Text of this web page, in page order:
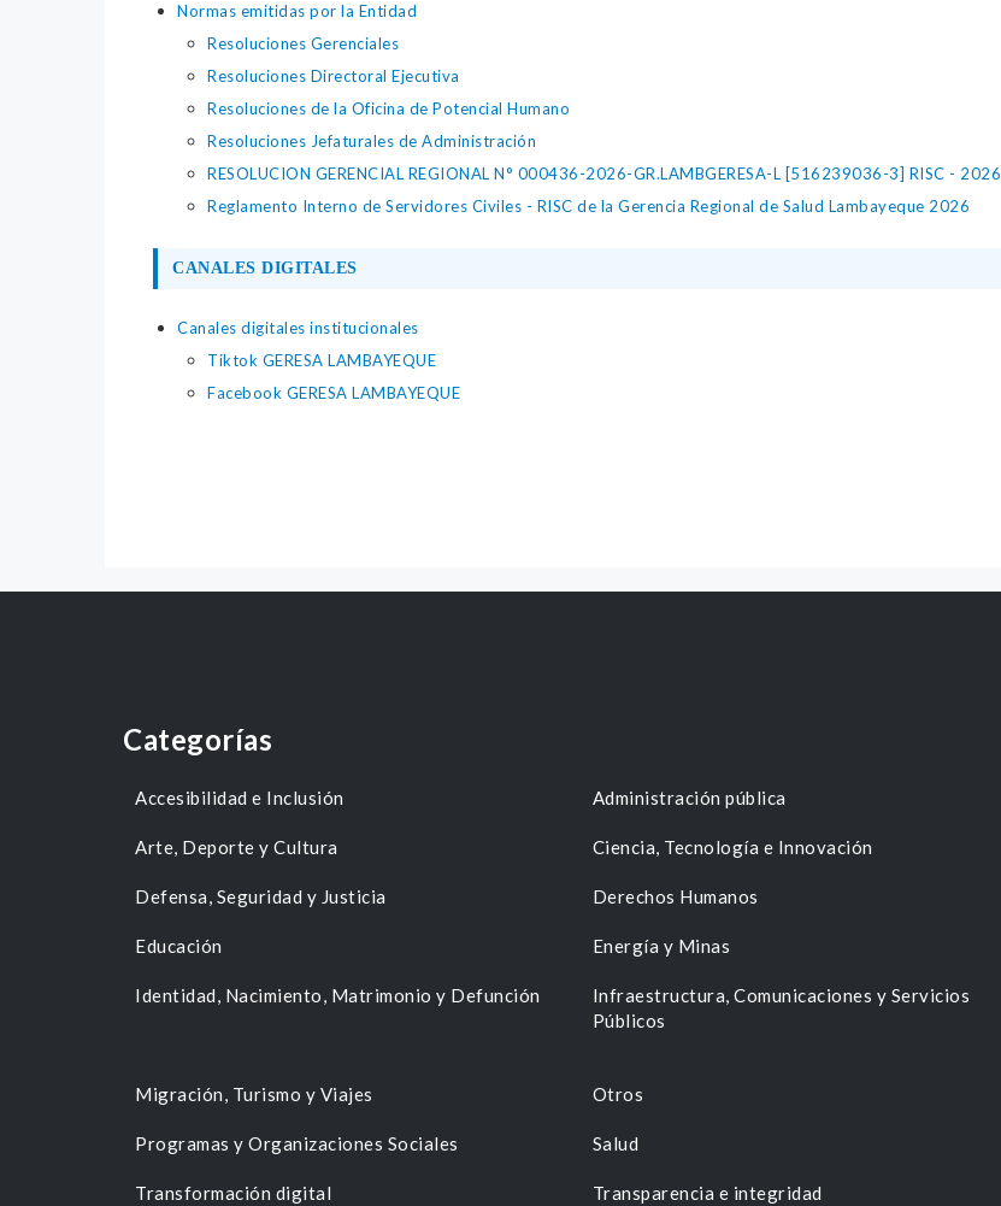
Normas emitidas por la Entidad
Resoluciones Gerenciales
Resoluciones Directoral Ejecutiva
Resoluciones de la Oficina de Potencial Humano
Resoluciones Jefaturales de Administración
RESOLUCION GERENCIAL REGIONAL N° 000436-2026-GR.LAMBGERESA-L [516239036-3] RISC - 2026
Reglamento Interno de Servidores Civiles - RISC de la Gerencia Regional de Salud Lambayeque 2026
CANALES DIGITALES
Canales digitales institucionales
Tiktok GERESA LAMBAYEQUE
Facebook GERESA LAMBAYEQUE
Categorías
Accesibilidad e Inclusión Administración pública
Arte, Deporte y Cultura Ciencia, Tecnología e Innovación
Defensa, Seguridad y Justicia Derechos Humanos
Educación Energía y Minas
Identidad, Nacimiento, Matrimonio y Defunción
Infraestructura, Comunicaciones y Servicios
Públicos
Migración, Turismo y Viajes Otros
Programas y Organizaciones Sociales Salud
Transformación digital Transparencia e integridad